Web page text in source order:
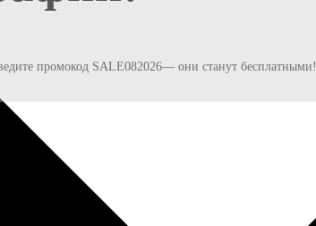
промокод SALE082026— они станут бесплатными!